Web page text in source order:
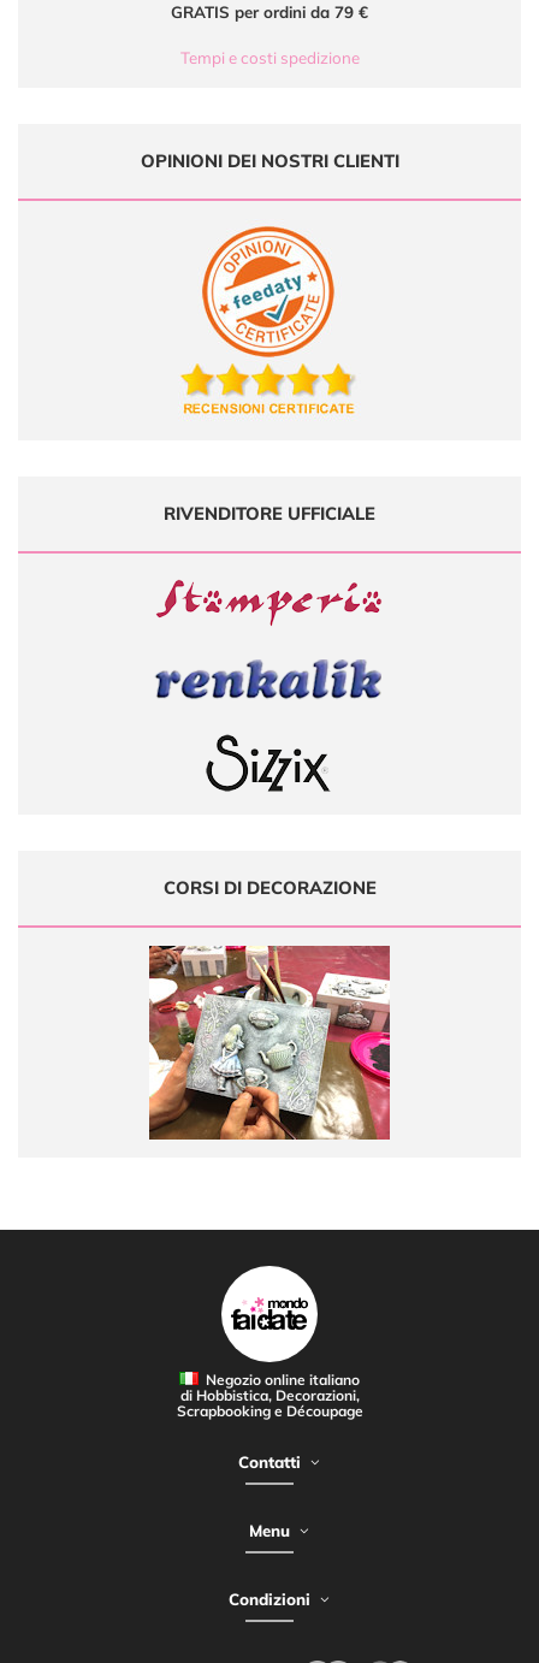
GRATIS per ordini da 79 €
Tempi e costi spedizione
OPINIONI DEI NOSTRI CLIENTI
RIVENDITORE UFFICIALE
CORSI DI DECORAZIONE
Negozio online italiano
di Hobbistica, Decorazioni,
Scrapbooking e Découpage
Contatti
Menu
Condizioni